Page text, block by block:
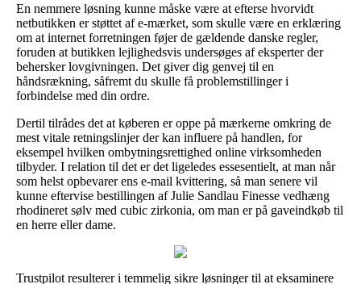
En nemmere løsning kunne måske være at efterse hvorvidt
netbutikken er støttet af e-mærket, som skulle være en erklæring
om at internet forretningen føjer de gældende danske regler,
foruden at butikken lejlighedsvis undersøges af eksperter der
behersker lovgivningen. Det giver dig genvej til en
håndsrækning, såfremt du skulle få problemstillinger i
forbindelse med din ordre.
Dertil tilrådes det at køberen er oppe på mærkerne omkring de
mest vitale retningslinjer der kan influere på handlen, for
eksempel hvilken ombytningsrettighed online virksomheden
tilbyder. I relation til det er det ligeledes essesentielt, at man når
som helst opbevarer ens e-mail kvittering, så man senere vil
kunne eftervise bestillingen af Julie Sandlau Finesse vedhæng
rhodineret sølv med cubic zirkonia, om man er på gaveindkøb til
en herre eller dame.
Trustpilot resulterer i temmelig sikre løsninger til at eksaminere